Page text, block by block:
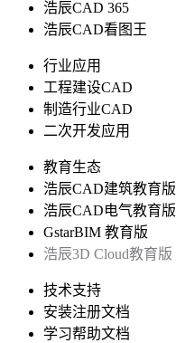
浩辰CAD 365
浩辰CAD看图王
行业应用
工程建设CAD
制造行业CAD
二次开发应用
教育生态
浩辰CAD建筑教育版
浩辰CAD电气教育版
GstarBIM 教育版
浩辰3D Cloud教育版
技术支持
安装注册文档
学习帮助文档